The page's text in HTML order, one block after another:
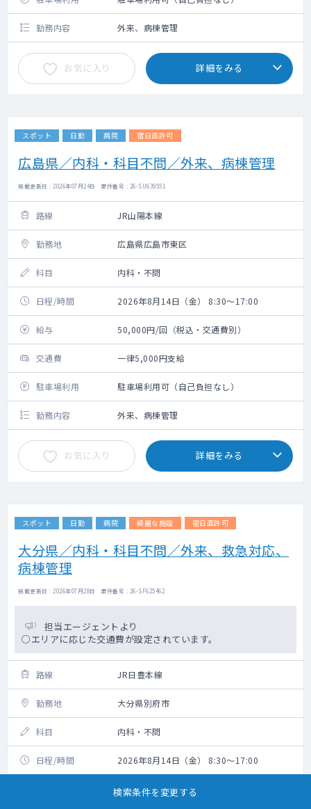
勤務内容 外来、病棟管理
お気に入り 詳細をみる
スポット 日勤 病院 宿日直許可
広島県／内科・科目不問／外来、病棟管理
掲載更新日 : 2026年07月24日 案件番号 : 26-SU639551
路線 JR山陽本線
勤務地 広島県広島市東区
科目 内科・不問
日程/時間 2026年8月14日（金） 8:30～17:00
給与 50,000円/回（税込・交通費別）
交通費 一律5,000円支給
駐車場利用 駐車場利用可（自己負担なし）
勤務内容 外来、病棟管理
お気に入り 詳細をみる
スポット 日勤 病院 綺麗な施設 宿日直許可
大分県／内科・科目不問／外来、救急対応、
病棟管理
掲載更新日 : 2026年07月28日 案件番号 : 26-SF625462
担当エージェントより
○エリアに応じた交通費が設定されています。
路線 JR日豊本線
勤務地 大分県別府市
科目 内科・不問
日程/時間 2026年8月14日（金） 8:30～17:00
45,000円/回（税込・交通費別）
検索条件を変更する